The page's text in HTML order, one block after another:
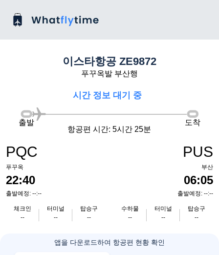
이스타항공 ZE9872
푸꾸옥발 부산행
시간 정보 대기 중
PQC
푸꾸옥
22:40
출발예정: --:--
체크인
--
터미널
--
탑승구
--
출발
항공편 시간: 5시간 25분
도착
PUS
부산
06:05
출발예정: --:--
수하물
--
터미널
--
탑승구
--
앱을 다운로드하여 항공편 현황 확인